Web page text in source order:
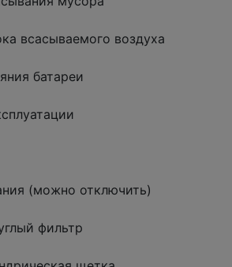
всасываемого воздуха
батареи
(можно отключить)
фильтр